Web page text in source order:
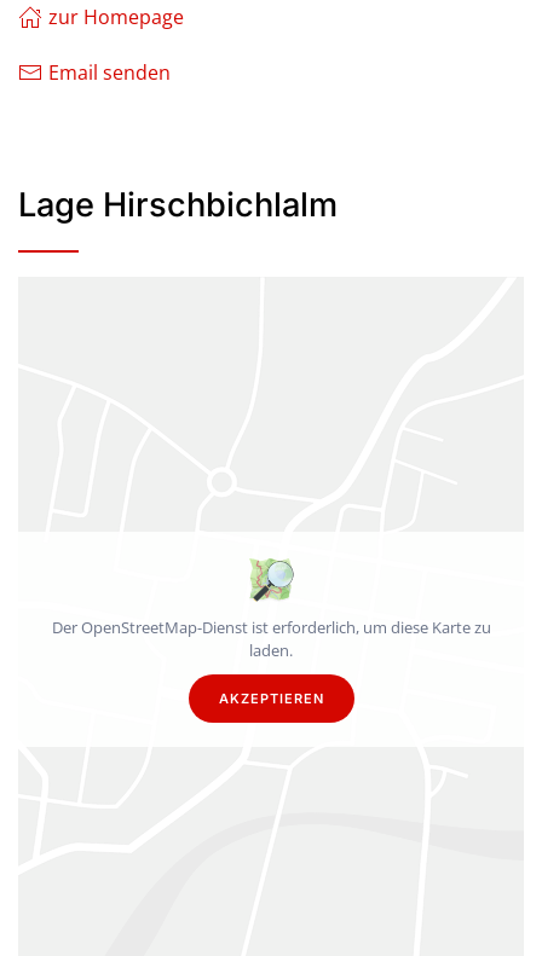
zur Homepage
Email senden
Lage Hirschbichlalm
Der OpenStreetMap-Dienst ist erforderlich, um diese Karte zu
laden.
AKZEPTIEREN